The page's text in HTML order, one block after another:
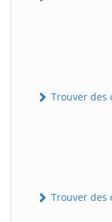
Trouver des
Trouver des